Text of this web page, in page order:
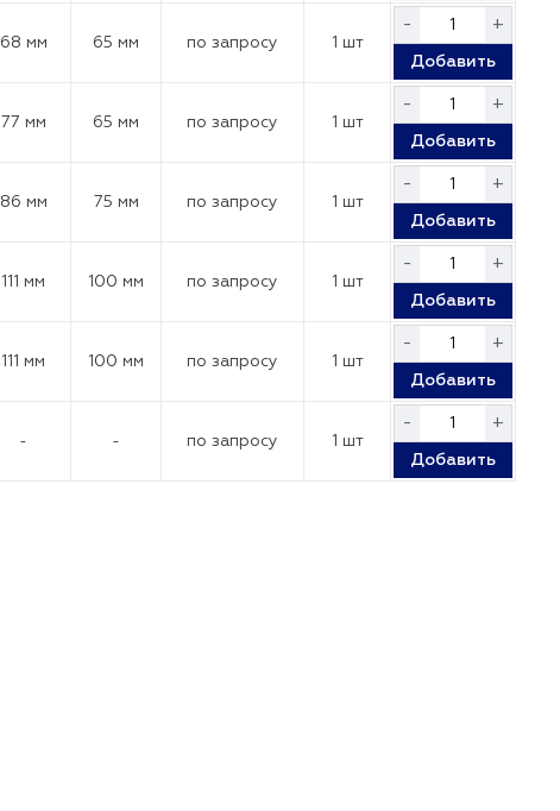
68 мм 65 мм по запросу 1 шт
- +
Добавить
77 мм 65 мм по запросу 1 шт
- +
Добавить
86 мм 75 мм по запросу 1 шт
- +
Добавить
111 мм 100 мм по запросу 1 шт
- +
Добавить
111 мм 100 мм по запросу 1 шт
- +
Добавить
- - по запросу 1 шт
- +
Добавить